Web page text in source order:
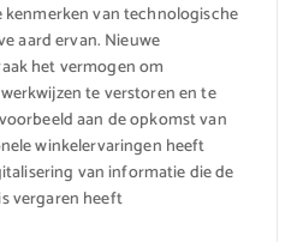
kenmerken van technologische
aard ervan. Nieuwe
het vermogen om
te verstoren en te
aan de opkomst van
winkelervaringen heeft
van informatie die de
vergaren heeft